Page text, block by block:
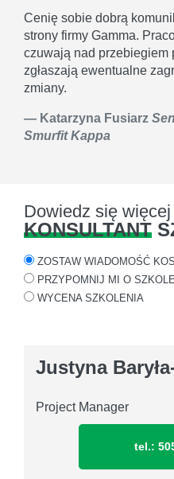
Cenię sobie dobrą
strony firmy Gamma.
czuwają nad przebiegiem
zgłaszają ewentualne
zmiany.
Katarzyna Fusiarz
Smurfit Kappa
Dowiedz się więcej
KONSULTANT
ZOSTAW WIADOMOŚĆ
PRZYPOMNIJ MI O
WYCENA SZKOLENIA
Justyna
Project Manager
tel.: